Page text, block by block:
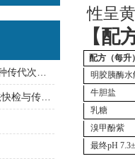
性呈
【配
配方（每升
明胶胰酶水
牛胆盐
乳糖
溴甲酚紫
最终pH 7.3±